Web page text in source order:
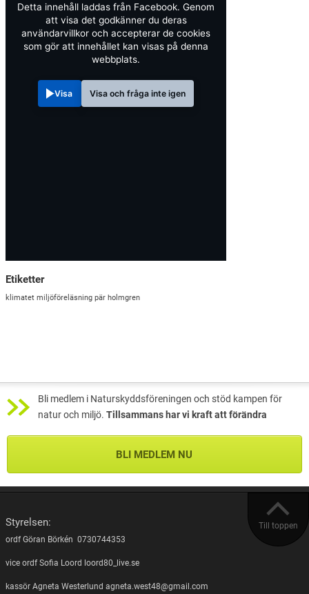
Detta innehåll laddas från Facebook. Genom
att visa det godkänner du deras
användarvillkor och accepterar de cookies
som gör att innehållet kan visas på denna
webbplats.
Visa Visa och fråga inte igen
Etiketter
klimatet miljöföreläsning pär holmgren
Bli medlem i Naturskyddsföreningen och stöd kampen för
natur och miljö. Tillsammans har vi kraft att förändra
BLI MEDLEM NU
Till toppen
Styrelsen:
ordf Göran Börkén 0730744353
vice ordf Sofia Loord loord80_live.se
kassör Agneta Westerlund agneta.west48@gmail.com